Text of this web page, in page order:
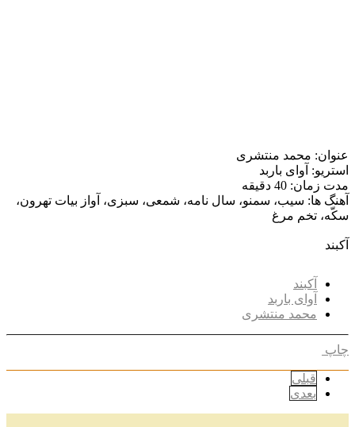
عنوان: محمد منتشری
استریو: آوای باربد
مدت زمان: 40 دقیقه
آهنگ ها: سیب، سمنو، سال نامه، شمعی، سبزی، آواز بیات تهرون،
سکّه، تخم مرغ
آکبند
آکبند
آوای باربد
محمد منتشری
چاپ
قبلی
بعدی